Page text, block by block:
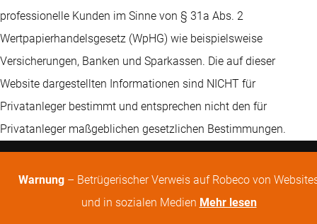
professionelle Kunden im Sinne von § 31a Abs. 2
Wertpapierhandelsgesetz (WpHG) wie beispielsweise
Versicherungen, Banken und Sparkassen. Die auf dieser
Website dargestellten Informationen sind NICHT für
Privatanleger bestimmt und entsprechen nicht den für
Privatanleger maßgeblichen gesetzlichen Bestimmungen.
Warnung – Betrügerischer Verweis auf Robeco von
und in sozialen Medien Mehr lesen